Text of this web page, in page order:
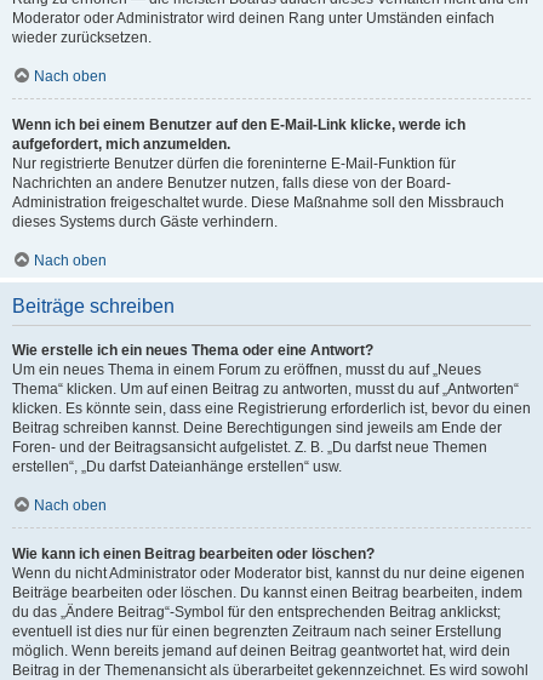
Moderator oder Administrator wird deinen Rang unter Umständen einfach
wieder zurücksetzen.
Nach oben
Wenn ich bei einem Benutzer auf den E-Mail-Link klicke, werde ich
aufgefordert, mich anzumelden.
Nur registrierte Benutzer dürfen die foreninterne E-Mail-Funktion für
Nachrichten an andere Benutzer nutzen, falls diese von der Board-
Administration freigeschaltet wurde. Diese Maßnahme soll den Missbrauch
dieses Systems durch Gäste verhindern.
Nach oben
Beiträge schreiben
Wie erstelle ich ein neues Thema oder eine Antwort?
Um ein neues Thema in einem Forum zu eröffnen, musst du auf „Neues
Thema“ klicken. Um auf einen Beitrag zu antworten, musst du auf „Antworten“
klicken. Es könnte sein, dass eine Registrierung erforderlich ist, bevor du einen
Beitrag schreiben kannst. Deine Berechtigungen sind jeweils am Ende der
Foren- und der Beitragsansicht aufgelistet. Z. B. „Du darfst neue Themen
erstellen“, „Du darfst Dateianhänge erstellen“ usw.
Nach oben
Wie kann ich einen Beitrag bearbeiten oder löschen?
Wenn du nicht Administrator oder Moderator bist, kannst du nur deine eigenen
Beiträge bearbeiten oder löschen. Du kannst einen Beitrag bearbeiten, indem
du das „Ändere Beitrag“-Symbol für den entsprechenden Beitrag anklickst;
eventuell ist dies nur für einen begrenzten Zeitraum nach seiner Erstellung
möglich. Wenn bereits jemand auf deinen Beitrag geantwortet hat, wird dein
Beitrag in der Themenansicht als überarbeitet gekennzeichnet. Es wird sowohl